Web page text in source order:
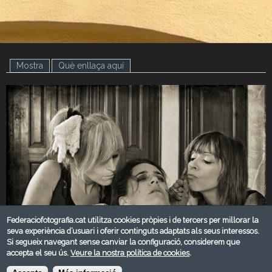
Mostra (pestanya activa)
Què enllaça aquí
MARÇ 2018
Federaciofotografia.cat utilitza cookies pròpies i de tercers per millorar la
seva experiència d’usuari i oferir continguts adaptats als seus interessos.
Si segueix navegant sense canviar la configuració, considerem que
accepta el seu ús.Veure la nostra política de cookies.